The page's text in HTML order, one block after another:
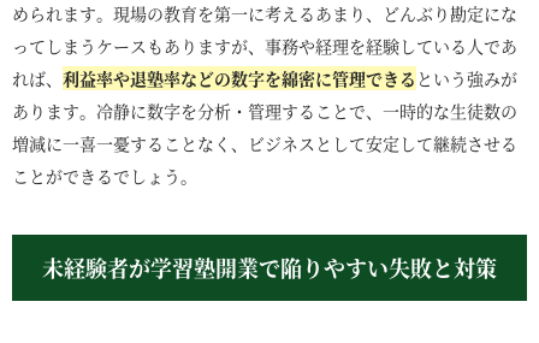
められます。現場の教育を第一に考えるあまり、どんぶり勘定にな
ってしまうケースもありますが、事務や経理を経験している人であ
れば、 利益率や退塾率などの数字を綿密に管理できる という強みが
あります。冷静に数字を分析・管理することで、一時的な生徒数の
増減に一喜一憂することなく、ビジネスとして安定して継続させる
ことができるでしょう。
未経験者が学習塾開業で陥りやすい失敗と対策